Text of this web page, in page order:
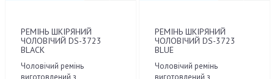
РЕМІНЬ ШКІРЯНИЙ
ЧОЛОВІЧИЙ DS-3723
BLACK
Чоловічий ремінь
виготовлений з
РЕМІНЬ ШКІРЯНИЙ
ЧОЛОВІЧИЙ DS-3723
BLUE
Чоловічий ремінь
виготовлений з